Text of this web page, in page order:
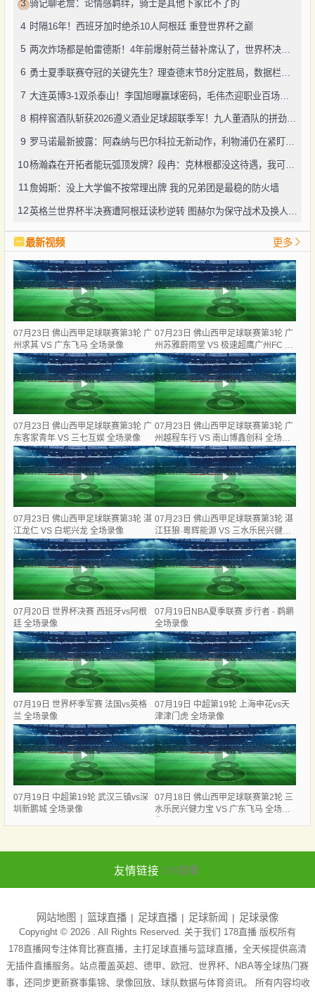
3 骑记聊老詹：论情感羁绊，骑士是其他下家比不了的
4 时隔16年！西班牙加时绝杀10人阿根廷 重登世界杯之巅
5 两次炸场都是帕雷德斯！4年前爆射荷兰替补席认了，世界杯决赛再演冲突
6
7 大连英博3-1双杀泰山！李国旭曝赢球密码，毛伟杰迎职业百场里程碑
8 桐梓窖酒队斩获2026遵义酒业足球超联季军！九人董酒队的拼劲太戳人
9 罗马诺最新披露：阿森纳与巴尔科拉无新动作，利物浦仍在紧盯目标
10 杨瀚森在开拓者能玩弧顶发牌？段冉：克林根都没这待遇，我可不太看好
11詹姆斯：没上大学偏不按常理出牌 我的兄弟团是最稳的防火墙
12
最新视频 更多
07月23日 佛山西甲足球联赛第3轮 广
州求其 VS 广东飞马 全场录像
07月23日 佛山西甲足球联赛第3轮 广
州苏雅蔚雨堂 VS 极速超鹰广州FC 全
场录像
07月23日 佛山西甲足球联赛第3轮 广
东客家青年 VS 三七互娱 全场录像
07月23日 佛山西甲足球联赛第3轮 广
州越程车行 VS 南山博鑫创科 全场录
像
07月23日 佛山西甲足球联赛第3轮 湛
江龙仁 VS 白坭兴龙 全场录像
07月23日 佛山西甲足球联赛第3轮 湛
江狂狼·粵辉能源 VS 三水乐民兴健力
宝 全场录像
07月20日 世界杯决赛 西班牙vs阿根
廷 全场录像
07月19日NBA夏季联赛 步行者 - 鹈鹕
全场录像
07月19日 世界杯季军赛 法国vs英格
兰 全场录像
07月19日 中超第19轮 上海申花vs天
津津门虎 全场录像
07月19日 中超第19轮 武汉三镇vs深
圳新鹏城 全场录像
07月18日 佛山西甲足球联赛第2轮 三
水乐民兴健力宝 VS 广东飞马 全场录
友情链接 178直播
网站地图 篮球直播 足球直播 足球新闻 足球录像
Copyright © 2026 . All Rights Reserved. 关于我们 178直播 版权所有
178直播网专注体育比赛直播，主打足球直播与篮球直播，全天候提供高清
无插件直播服务。站点覆盖英超、德甲、欧冠、世界杯、NBA等全球热门赛
事，还同步更新赛事集锦、录像回放、球队数据与体育资讯。 所有内容均收